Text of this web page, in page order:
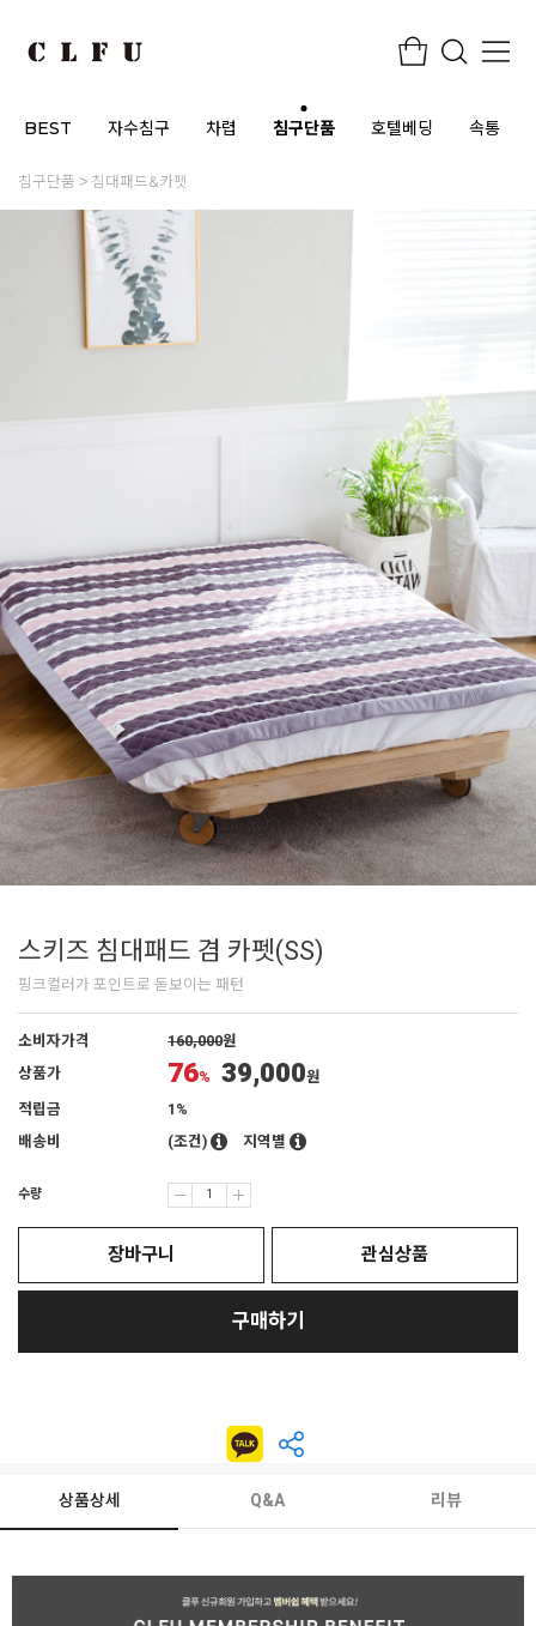
BEST 자수침구 차렵 침구단품 호텔베딩 속통
침구단품 침대패드&카펫
스키즈 침대패드 겸 카펫(SS)
핑크컬러가 포인트로 돋보이는 패턴
소비자가격 160,000원
상품가
76% 39,000원
적립금
1%
배송비
(조건) 지역별
수량
장바구니 관심상품
구매하기
상품상세 Q&A 리뷰